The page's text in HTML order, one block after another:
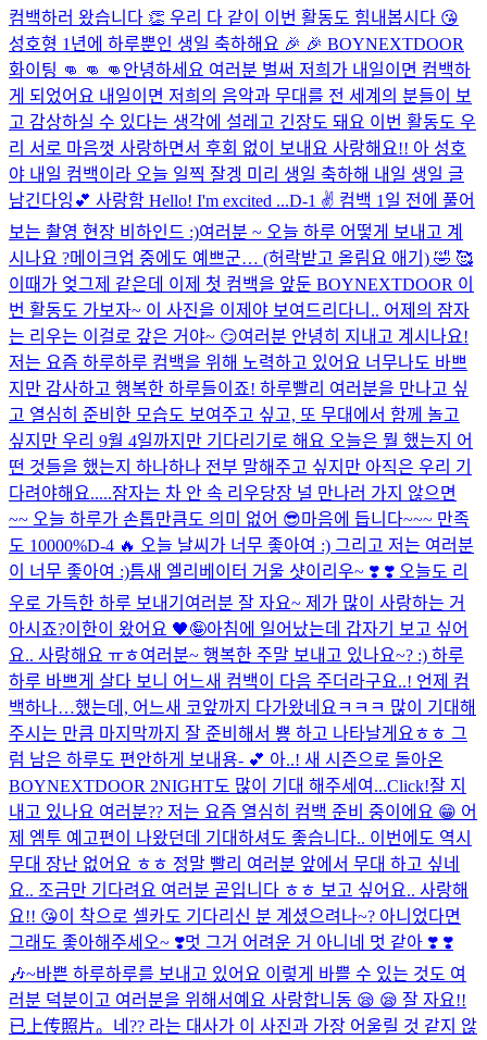
컴백하러 왔습니다 👏 우리 다 같이 이번 활동도 힘내봅시다 😘
성호형 1년에 하루뿐인 생일 축하해요 🎉 🎉 BOYNEXTDOOR
화이팅 👊 👊 👊 안녕하세요 여러분 벌써 저희가 내일이면 컴백하
게 되었어요 내일이면 저희의 음악과 무대를 전 세계의 분들이 보
고 감상하실 수 있다는 생각에 설레고 긴장도 돼요 이번 활동도 우
리 서로 마음껏 사랑하면서 후회 없이 보내요 사랑해요!! 아 성호
야 내일 컴백이라 오늘 일찍 잘겡 미리 생일 축하해 내일 생일 글
남긴다잉💕 사랑함 Hello! I'm excited ...D-1 ✌️​ 컴백 1일 전에 풀어
보는 촬영 현장 비하인드 :)여러분 ~ 오늘 하루 어떻게 보내고 계
시나요 ?메이크업 중에도 예쁘군… (허락받고 올림요 애기) 🤣 🥰
이때가 엊그제 같은데 이제 첫 컴백을 앞둔 BOYNEXTDOOR 이
번 활동도 가보자~ 이 사진을 이제야 보여드리다니.. 어제의 잠자
는 리우는 이걸로 갚은 거야~ 😏여러분 안녕히 지내고 계시나요!
저는 요즘 하루하루 컴백을 위해 노력하고 있어요 너무나도 바쁘
지만 감사하고 행복한 하루들이죠! 하루빨리 여러분을 만나고 싶
고 열심히 준비한 모습도 보여주고 싶고, 또 무대에서 함께 놀고
싶지만 우리 9월 4일까지만 기다리기로 해요 오늘은 뭘 했는지 어
떤 것들을 했는지 하나하나 전부 말해주고 싶지만 아직은 우리 기
다려야해요.....잠자는 차 안 속 리우당장 널 만나러 가지 않으면
~~ 오늘 하루가 손톱만큼도 의미 없어 😎마음에 듭니다~~~ 만족
도 10000%D-4 🔥 오늘 날씨가 너무 좋아여 :) 그리고 저는 여러분
이 너무 좋아여 :)틈새 엘리베이터 거울 샷이리우~ ❣️​ ❣️​ 오늘도 리
우로 가득한 하루 보내기 여러분 잘 자요~ 제가 많이 사랑하는 거
아시죠?이한이 왔어요 🖤🤪아침에 일어났는데 갑자기 보고 싶어
요.. 사랑해요 ㅠㅎ여러분~ 행복한 주말 보내고 있나요~? :) 하루
하루 바쁘게 살다 보니 어느새 컴백이 다음 주더라구요..! 언제 컴
백하나…했는데, 어느새 코앞까지 다가왔네요ㅋㅋㅋ 많이 기대해
주시는 만큼 마지막까지 잘 준비해서 뿅 하고 나타날게요ㅎㅎ 그
럼 남은 하루도 편안하게 보내용- 💕 아..! 새 시즌으로 돌아온
BOYNEXTDOOR 2NIGHT도 많이 기대 해주세여...Click!잘 지
내고 있나요 여러분?? 저는 요즘 열심히 컴백 준비 중이에요 😁 어
제 엠투 예고편이 나왔던데 기대하셔도 좋습니다.. 이번에도 역시
무대 장난 없어요 ㅎㅎ 정말 빨리 여러분 앞에서 무대 하고 싶네
요.. 조금만 기다려요 여러분 곧입니다 ㅎㅎ 보고 싶어요.. 사랑해
요!! 😘이 착으로 셀카도 기다리신 분 계셨으려나~? 아니었다면
그래도 좋아해주세오~ ❣️멋 그거 어려운 거 아니네 멋 같아 ❣️ ❣️
🎶~바쁜 하루하루를 보내고 있어요 이렇게 바쁠 수 있는 것도 여
러분 덕분이고 여러분을 위해서예요 사랑합니동 😪 😪 잘 자요!!
已上传照片。 네?? 라는 대사가 이 사진과 가장 어울릴 것 같지 않